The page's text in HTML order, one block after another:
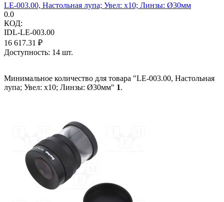
LE-003.00, Настольная лупа; Увел: x10; Линзы: Ø30мм
0.0
КОД:
IDL-LE-003.00
16 617.31 ₽
Доступность: 14 шт.
Минимальное количество для товара "LE-003.00, Настольная
лупа; Увел: x10; Линзы: Ø30мм" 1.